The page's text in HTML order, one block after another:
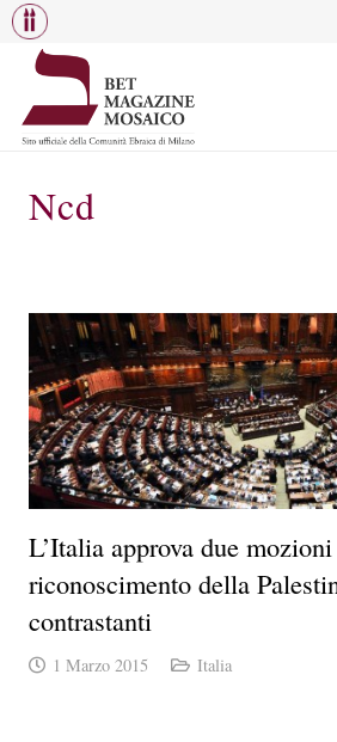
Ncd
L’Italia approva due
riconoscimento della
contrastanti
1 Marzo 2015 Italia